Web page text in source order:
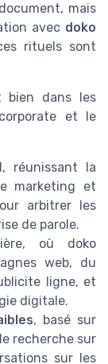
mais
avec doko
rituels sont
bien dans les
et le
réunissant la
marketing et
arbitrer les
de parole.
où doko
web, du
ligne, et
digitale.
, basé sur
recherche sur
sur les